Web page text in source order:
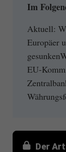
Im
Aktuell:
Europäer
EU-
Der